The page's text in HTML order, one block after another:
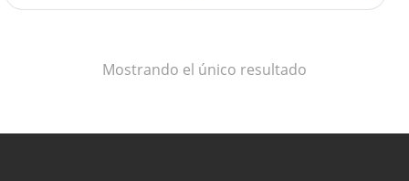
Mostrando el único resultado